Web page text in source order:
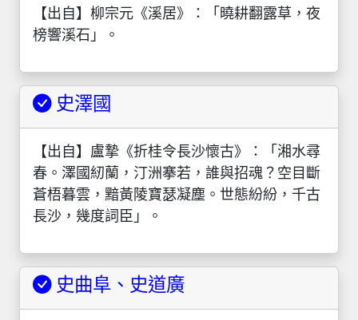
【出自】柳宗元《溪居》：「曉耕翻露草，夜
榜響溪石」。
史澤國
【出自】盧摯《折桂令長沙懷古》：「湘水尋
春。澤國紉蘭，汀洲搴若，誰與招魂？空目斷
蒼梧暮雲，黯黃陵寶瑟凝塵。世態紛紛，千古
長沙，幾度詞臣」。
史曲阜、史道廣